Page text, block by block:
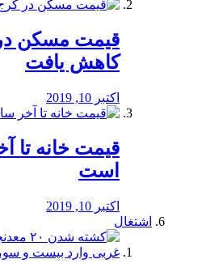
کاهش یافت
اکتبر 10, 2019
قیمت خانه تا
است
اکتبر 10, 2019
اشتغال